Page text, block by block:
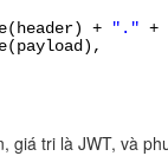
+
"." +
giá tri là JWT, và